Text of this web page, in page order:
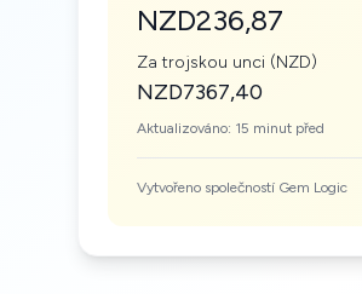
NZD236,87
Za trojskou unci (NZD)
NZD7367,40
Aktualizováno: 15 minut před
Vytvořeno společností Gem Logic